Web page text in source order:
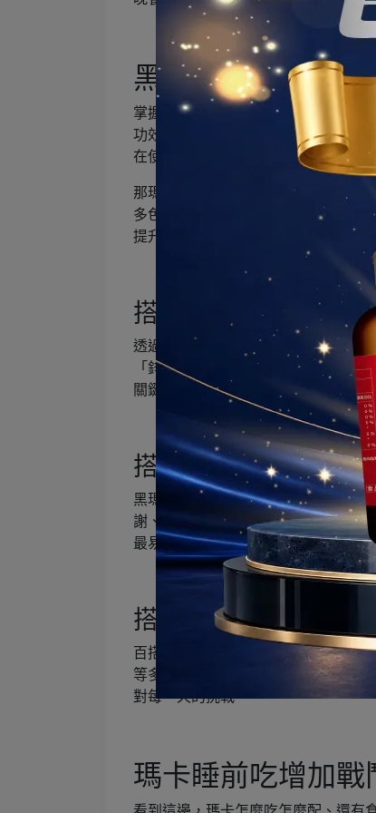
黑瑪卡可以跟什麼
掌握瑪卡睡前吃、還是飯後吃的正確
功效，並且富含有助血液正常凝固功
在使用抗凝血藥物者也應避免食用。
那瑪卡該怎麼吃？如何搭配其他保健
多色瑪卡中，「黑瑪卡」產量稀少、
提升上幫助最大。所以建議搭配：
搭配方式一：黑瑪卡+
透過合適的複方加乘，可讓黑瑪卡效
「鋅」能幫助醣類、蛋白質與核酸
關鍵功臣；部分保健品更會升級成「
搭配方式二：黑瑪卡
黑瑪卡和精胺酸的組合也是絕配！精
謝、維護人體健康；此外，高純度、
最易吸收的L型態（左旋）精胺酸，
搭配方式三：黑瑪卡
百搭的B群可謂是「能量發電機」，
等多種營養素的統稱。以B群搭配黑
對每一天的挑戰。
瑪卡睡前吃增加